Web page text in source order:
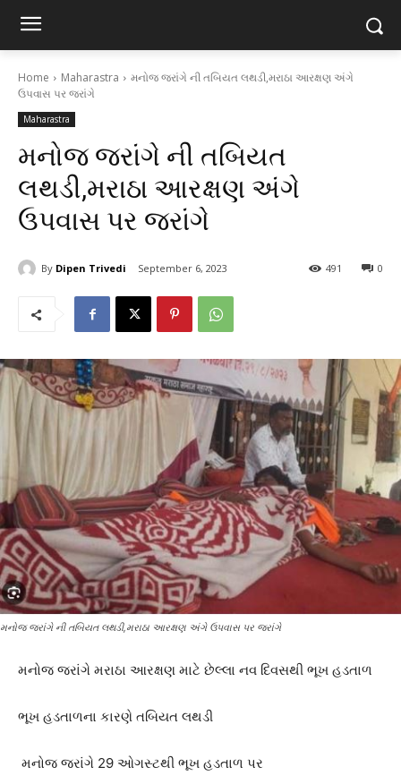
Home Maharastra
મનોજ જરાંગે ની તબિયત લથડી,મરાઠા આરક્ષણ અંગે
ઉપવાસ પર જરાંગે
Maharastra
મનોજ જરાંગે ની તબિયત
લથડી,મરાઠા આરક્ષણ અંગે
ઉપવાસ પર જરાંગે
By Dipen Trivedi September 6, 2023 0
491
મનોજ જરાંગે ની તબિયત લથડી,મરાઠા આરક્ષણ અંગે ઉપવાસ પર જરાંગે
મનોજ જરાંગે મરાઠા આરક્ષણ માટે છેલ્લા નવ દિવસથી ભૂખ હડતાળ
ભૂખ હડતાળના કારણે તબિયત લથડી
મનોજ જરાંગે 29 ઓગસ્ટથી ભૂખ હડતાળ પર